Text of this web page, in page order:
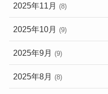
2025年11月 (8)
2025年10月 (9)
2025年9月 (9)
2025年8月 (8)